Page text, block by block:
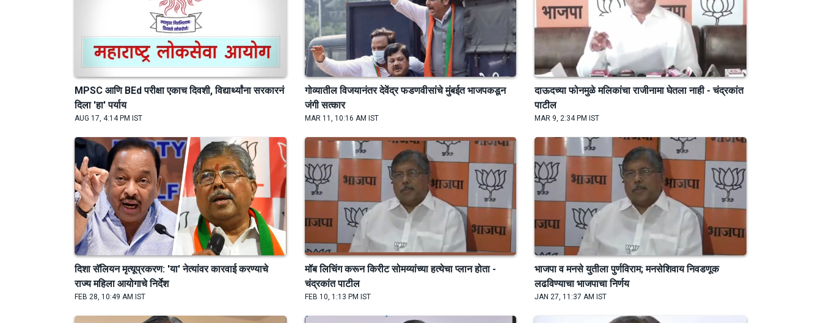
MPSC आणि BEd परीक्षा एकाच दिवशी, विद्यार्थ्यांना सरकारनं
दिला 'हा' पर्याय
AUG 17, 4:14 PM IST
गोव्यातील विजयानंतर देवेंद्र फडणवीसांचे मुंबईत भाजपकडून
जंगी सत्कार
MAR 11, 10:16 AM IST
दाऊदच्या फोनमुळे मलिकांचा राजीनामा घेतला नाही - चंद्रकांत
पाटील
MAR 9, 2:34 PM IST
दिशा सॅलियन मृत्यूप्रकरण: 'या' नेत्यांवर कारवाई करण्याचे
राज्य महिला आयोगाचे निर्देश
FEB 28, 10:49 AM IST
मॉब लिचिंग करून किरीट सोमय्यांच्या हत्येचा प्लान होता -
चंद्रकांत पाटील
FEB 10, 1:13 PM IST
भाजपा व मनसे युतीला पुर्णविराम; मनसेशिवाय निवडणूक
लढविण्याचा भाजपाचा निर्णय
JAN 27, 11:37 AM IST